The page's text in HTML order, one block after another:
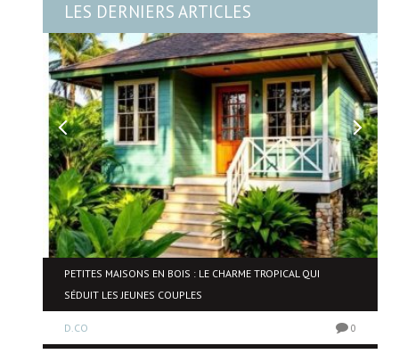
LES DERNIERS ARTICLES
PETITES MAISONS EN BOIS : LE CHARME TROPICAL QUI
SÉDUIT LES JEUNES COUPLES
D.CO 0